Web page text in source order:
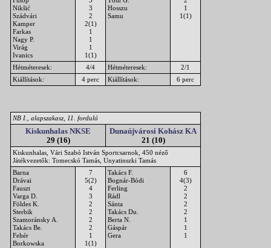
Nikšić
Szádvári
Kamper
Farkas
Nagy P.
Virág
Ivanics
3
2
2(1)
1
1
1
1(1)
Hosszu
Samu
1
1(1)
Hétméteresek: 4/4 Hétméteresek:
2/1
Kiállítások:
4 perc Kiállítások: 6 perc
NB I., alapszakasz, 11. forduló
Kiskunhalas NKSE
29 (16)
Dunaújvárosi Kohász KA
21 (10)
Kiskunhalas, Vári Szabó István Sportcsarnok, 450 néző
Játékvezetők: Tomecskó Tamás, Unyatinszki Tamás
Barna
Drávai
Fauszt
Varga D.
Földes K.
Sterbik
Szamoránsky A.
Takács Be.
Fehér
Borkowska
7
5(2)
4
3
2
2
2
2
1
1(1)
Takács F.
Bognár-Bódi
Ferling
Rádl
Sánta
Takács Du.
Berta N.
Gáspár
Gera
6
4(3)
2
2
2
2
1
1
1